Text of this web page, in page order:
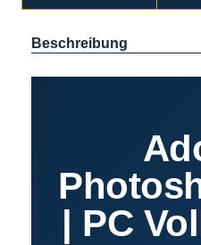
Beschreibung
| PC